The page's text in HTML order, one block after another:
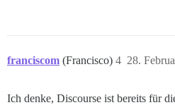
franciscom (Francisco) 28.
4
Ich denke, Discourse ist bereits für